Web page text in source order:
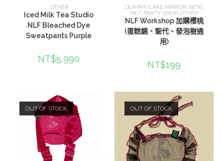
選擇規格
OTHER
Iced Milk Tea Studio
NLF Bleached Dye
Sweatpants Purple
NT$5,990
選擇規格
DUMMY CAKE MIRROR,NEW,
NLF PARTY SHOP, OTHER
NLF Workshop 加購櫻桃
(蛋糕鏡、聖代、發泡樹通
用)
NT$199
OUT OF STOCK OUT OF STOCK